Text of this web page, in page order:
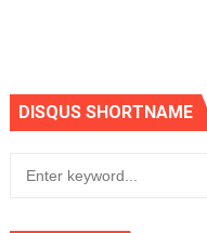
DISQUS SHORTNAME